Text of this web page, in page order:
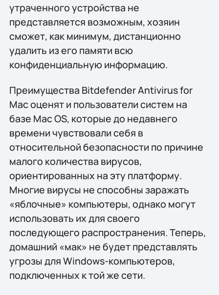
утраченного устройства не
представляется возможным, хозяин
сможет, как минимум, дистанционно
удалить из его памяти всю
конфиденциальную информацию.
Преимущества Bitdefender Antivirus for
Mac оценят и пользователи систем на
базе Mac OS, которые до недавнего
времени чувствовали себя в
относительной безопасности по причине
малого количества вирусов,
ориентированных на эту платформу.
Многие вирусы не способны заражать
«яблочные» компьютеры, однако могут
использовать их для своего
последующего распространения. Теперь,
домашний «мак» не будет представлять
угрозы для Windows-компьютеров,
подключенных к той же сети.